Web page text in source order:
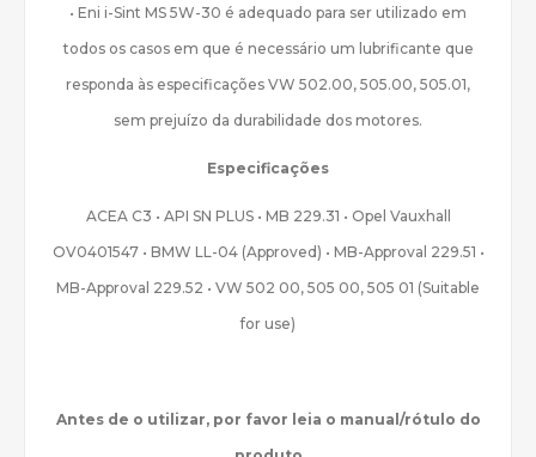
• Eni i-Sint MS 5W-30 é adequado para ser utilizado em
todos os casos em que é necessário um lubrificante que
responda às especificações VW 502.00, 505.00, 505.01,
sem prejuízo da durabilidade dos motores.
Especificações
ACEA C3 • API SN PLUS • MB 229.31 • Opel Vauxhall
OV0401547 • BMW LL-04 (Approved) • MB-Approval 229.51 •
MB-Approval 229.52 • VW 502 00, 505 00, 505 01 (Suitable
for use)
Antes de o utilizar, por favor leia o manual/rótulo do